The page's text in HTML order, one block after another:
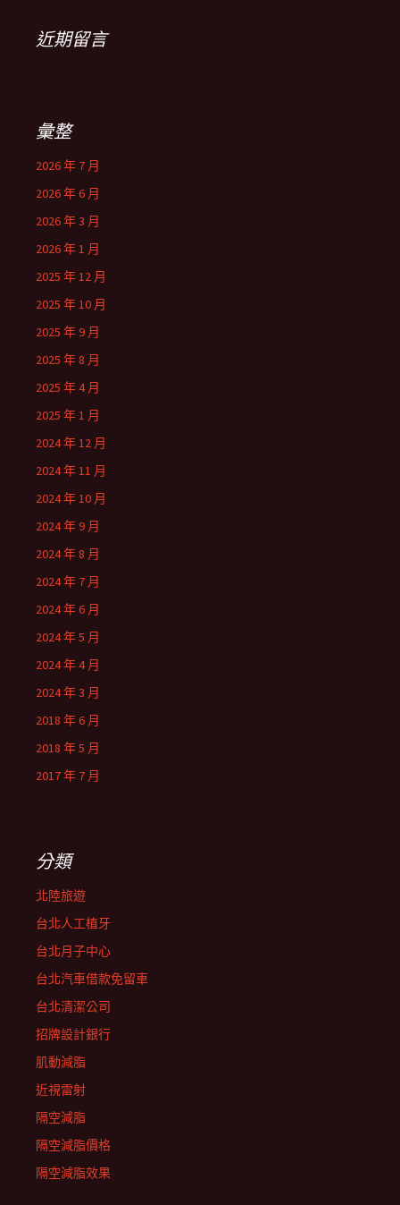
近期留言
彙整
2026 年 7 月
2026 年 6 月
2026 年 3 月
2026 年 1 月
2025 年 12 月
2025 年 10 月
2025 年 9 月
2025 年 8 月
2025 年 4 月
2025 年 1 月
2024 年 12 月
2024 年 11 月
2024 年 10 月
2024 年 9 月
2024 年 8 月
2024 年 7 月
2024 年 6 月
2024 年 5 月
2024 年 4 月
2024 年 3 月
2018 年 6 月
2018 年 5 月
2017 年 7 月
分類
北陸旅遊
台北人工植牙
台北月子中心
台北汽車借款免留車
台北清潔公司
招牌設計銀行
肌動減脂
近視雷射
隔空減脂
隔空減脂價格
隔空減脂效果